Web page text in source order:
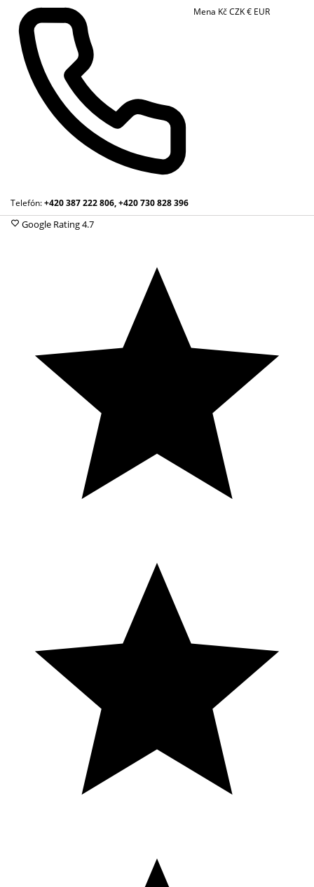
Telefón:+420 387 222 806, +420 730 828 396
Mena KčCZK€ EUR
Google Rating4.7